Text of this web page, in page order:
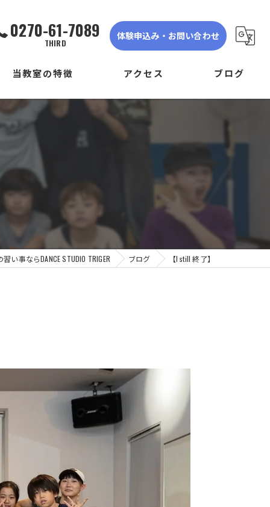
0270-61-7089
THIRD
体験申込み・お問い合わせ
当教室の特徴
ンス
初心者
体験
見学
アクセス
DANCE STUDIO TRIGER FIRST
DANCE STUDIO TRIGER SECOND
DANCE STUDIO TRIGER THIRD
ブログ
い事ならDANCE STUDIO TRIGER ブログ 【I still 終了】